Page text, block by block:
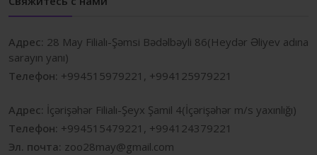
Адрес: 28 May Filialı-Şəmsi Bədəlbəyli 86(Heydər Əliyev adına
sarayın yanı)
Телефон: +994515979221, +994125979221
Адрес: İçərişəhər Filialı-Şeyx Şamil 4(İçərişəhər m/s yaxınlığı)
Телефон: +994515479221, +994124379221
Эл. почта: zoo28may@gmail.com